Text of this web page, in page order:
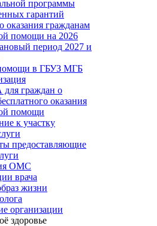
программы
гарантий
оказания гражданам
помощи на 2026
период 2027 и
в ГБУЗ МГБ
граждан о
оказания
помощи
к участку
предоставляющие
ОМС
врача
жизни
организации
здоровье